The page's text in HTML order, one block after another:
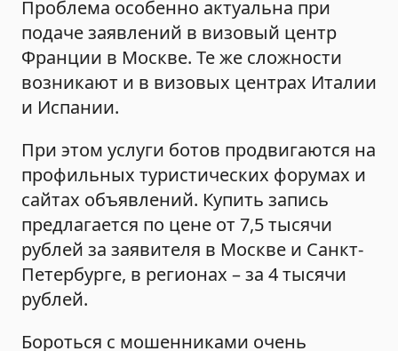
Проблема особенно актуальна при
подаче заявлений в визовый центр
Франции в Москве. Те же сложности
возникают и в визовых центрах Италии
и Испании.
При этом услуги ботов продвигаются на
профильных туристических форумах и
сайтах объявлений. Купить запись
предлагается по цене от 7,5 тысячи
рублей за заявителя в Москве и Санкт-
Петербурге, в регионах – за 4 тысячи
рублей.
Бороться с мошенниками очень